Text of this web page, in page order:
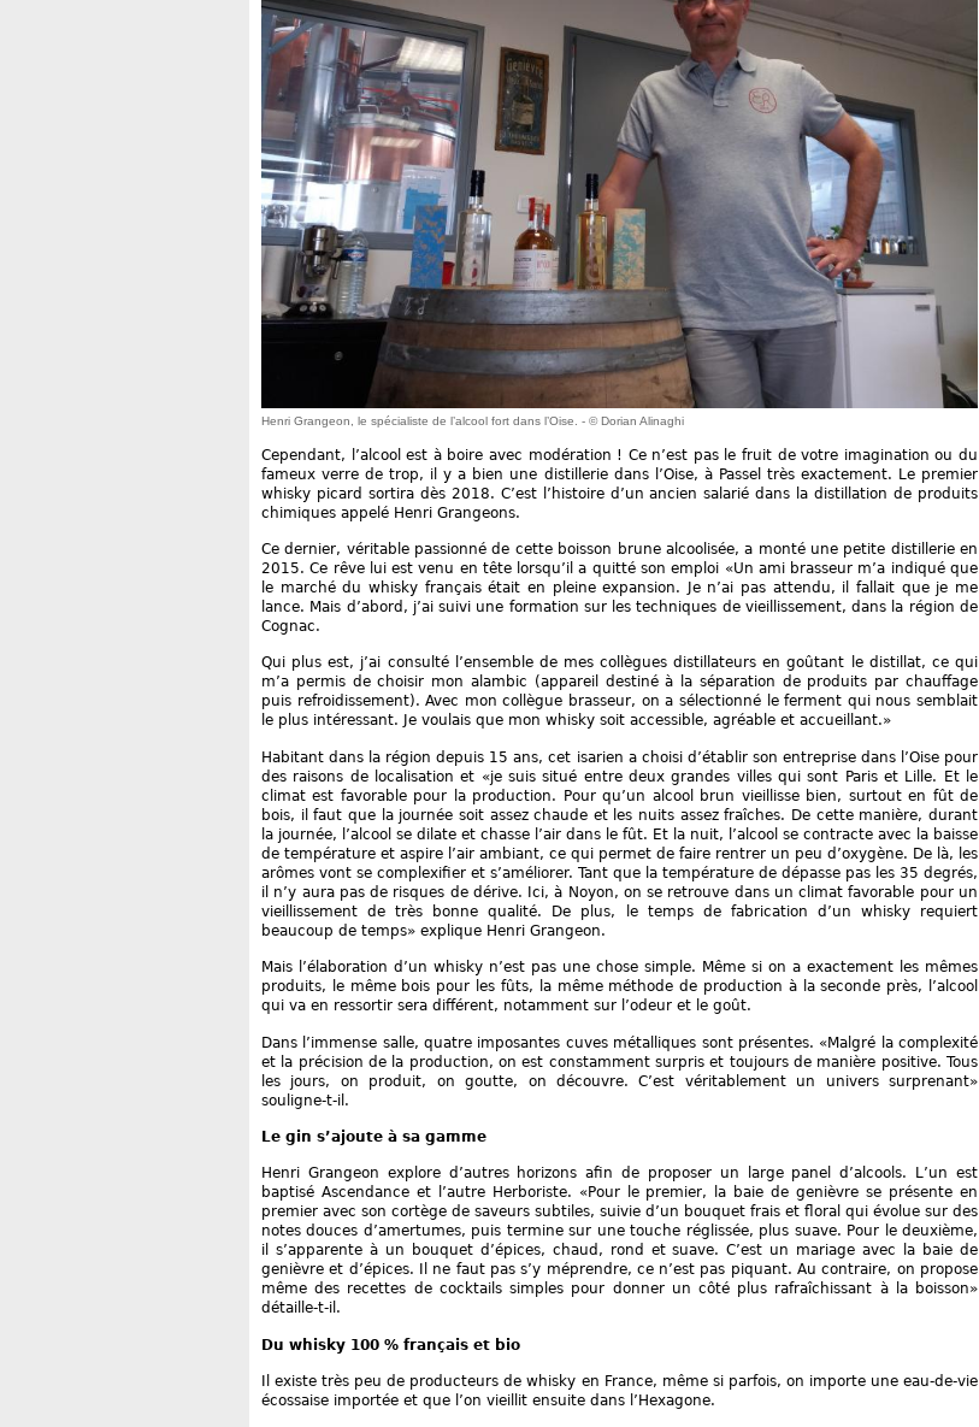
Henri Grangeon, le spécialiste de l’alcool fort dans l’Oise. - © Dorian Alinaghi
Cependant, l’alcool est à boire avec modération ! Ce n’est pas le fruit de votre imagination ou du
fameux verre de trop, il y a bien une distillerie dans l’Oise, à Passel très exactement. Le premier
whisky picard sortira dès 2018. C’est l’histoire d’un ancien salarié dans la distillation de produits
chimiques appelé Henri Grangeons.
Ce dernier, véritable passionné de cette boisson brune alcoolisée, a monté une petite distillerie en
2015. Ce rêve lui est venu en tête lorsqu’il a quitté son emploi «Un ami brasseur m’a indiqué que
le marché du whisky français était en pleine expansion. Je n’ai pas attendu, il fallait que je me
lance. Mais d’abord, j’ai suivi une formation sur les techniques de vieillissement, dans la région de
Cognac.
Qui plus est, j’ai consulté l’ensemble de mes collègues distillateurs en goûtant le distillat, ce qui
m’a permis de choisir mon alambic (appareil destiné à la séparation de produits par chauffage
puis refroidissement). Avec mon collègue brasseur, on a sélectionné le ferment qui nous semblait
le plus intéressant. Je voulais que mon whisky soit accessible, agréable et accueillant.»
Habitant dans la région depuis 15 ans, cet isarien a choisi d’établir son entreprise dans l’Oise pour
des raisons de localisation et «je suis situé entre deux grandes villes qui sont Paris et Lille. Et le
climat est favorable pour la production. Pour qu’un alcool brun vieillisse bien, surtout en fût de
bois, il faut que la journée soit assez chaude et les nuits assez fraîches. De cette manière, durant
la journée, l’alcool se dilate et chasse l’air dans le fût. Et la nuit, l’alcool se contracte avec la baisse
de température et aspire l’air ambiant, ce qui permet de faire rentrer un peu d’oxygène. De là, les
arômes vont se complexifier et s’améliorer. Tant que la température de dépasse pas les 35 degrés,
il n’y aura pas de risques de dérive. Ici, à Noyon, on se retrouve dans un climat favorable pour un
vieillissement de très bonne qualité. De plus, le temps de fabrication d’un whisky requiert
beaucoup de temps» explique Henri Grangeon.
Mais l’élaboration d’un whisky n’est pas une chose simple. Même si on a exactement les mêmes
produits, le même bois pour les fûts, la même méthode de production à la seconde près, l’alcool
qui va en ressortir sera différent, notamment sur l’odeur et le goût.
Dans l’immense salle, quatre imposantes cuves métalliques sont présentes. «Malgré la complexité
et la précision de la production, on est constamment surpris et toujours de manière positive. Tous
les jours, on produit, on goutte, on découvre. C’est véritablement un univers surprenant»
souligne-t-il.
Le gin s’ajoute à sa gamme
Henri Grangeon explore d’autres horizons afin de proposer un large panel d’alcools. L’un est
baptisé Ascendance et l’autre Herboriste. «Pour le premier, la baie de genièvre se présente en
premier avec son cortège de saveurs subtiles, suivie d’un bouquet frais et floral qui évolue sur des
notes douces d’amertumes, puis termine sur une touche réglissée, plus suave. Pour le deuxième,
il s’apparente à un bouquet d’épices, chaud, rond et suave. C’est un mariage avec la baie de
genièvre et d’épices. Il ne faut pas s’y méprendre, ce n’est pas piquant. Au contraire, on propose
même des recettes de cocktails simples pour donner un côté plus rafraîchissant à la boisson»
détaille-t-il.
Du whisky 100 % français et bio
Il existe très peu de producteurs de whisky en France, même si parfois, on importe une eau-de-vie
écossaise importée et que l’on vieillit ensuite dans l’Hexagone.